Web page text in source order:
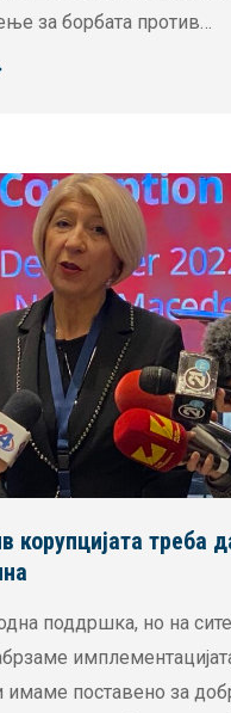
за борбата против…
корупцијата треба
поддршка, но на
имаме поставено за